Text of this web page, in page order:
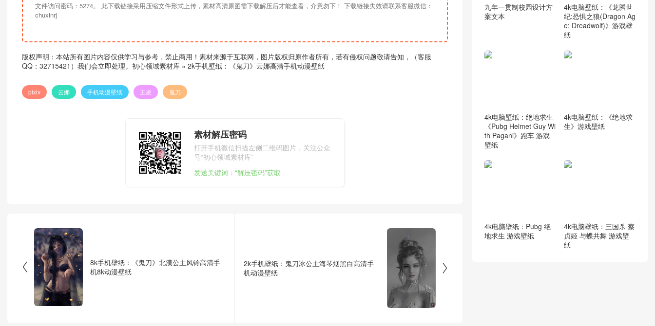
文件访问密码：5274。 此下载链接采用压缩文件形式上传，素材高清原图需下载解压后才能查看，介意勿下！ 下载链接失效请联系客服微信：
chuxinrj
版权声明：本站所有图片内容仅供学习与参考，禁止商用！素材来源于互联网，图片版权归原作者所有，若有侵权问题敬请告知，（客服
QQ：32715421）我们会立即处理。 初心领域素材库 » 2k手机壁纸：《鬼刀》云娜高清手机动漫壁纸
pixiv 云娜 手机动漫壁纸 王凌 鬼刀
素材解压密码
打开手机微信扫描左侧二维码图片，关注公众
号“初心领域素材库”
发送关键词：“解压密码”获取

8k手机壁纸：《鬼刀》北漠公主风铃高清手
机8k动漫壁纸

2k手机壁纸：鬼刀冰公主海琴烟黑白高清手
机动漫壁纸
九年一贯制校园设计方
案文本
4k电脑壁纸：《龙腾世
纪:恐惧之狼(Dragon Ag
e: Dreadwolf)》游戏壁
纸
4k电脑壁纸：绝地求生
《Pubg Helmet Guy Wi
th Pagani》跑车 游戏
壁纸
4k电脑壁纸：《绝地求
生》游戏壁纸
4k电脑壁纸：Pubg 绝
地求生 游戏壁纸
4k电脑壁纸：三国杀 蔡
贞姬 与蝶共舞 游戏壁
纸